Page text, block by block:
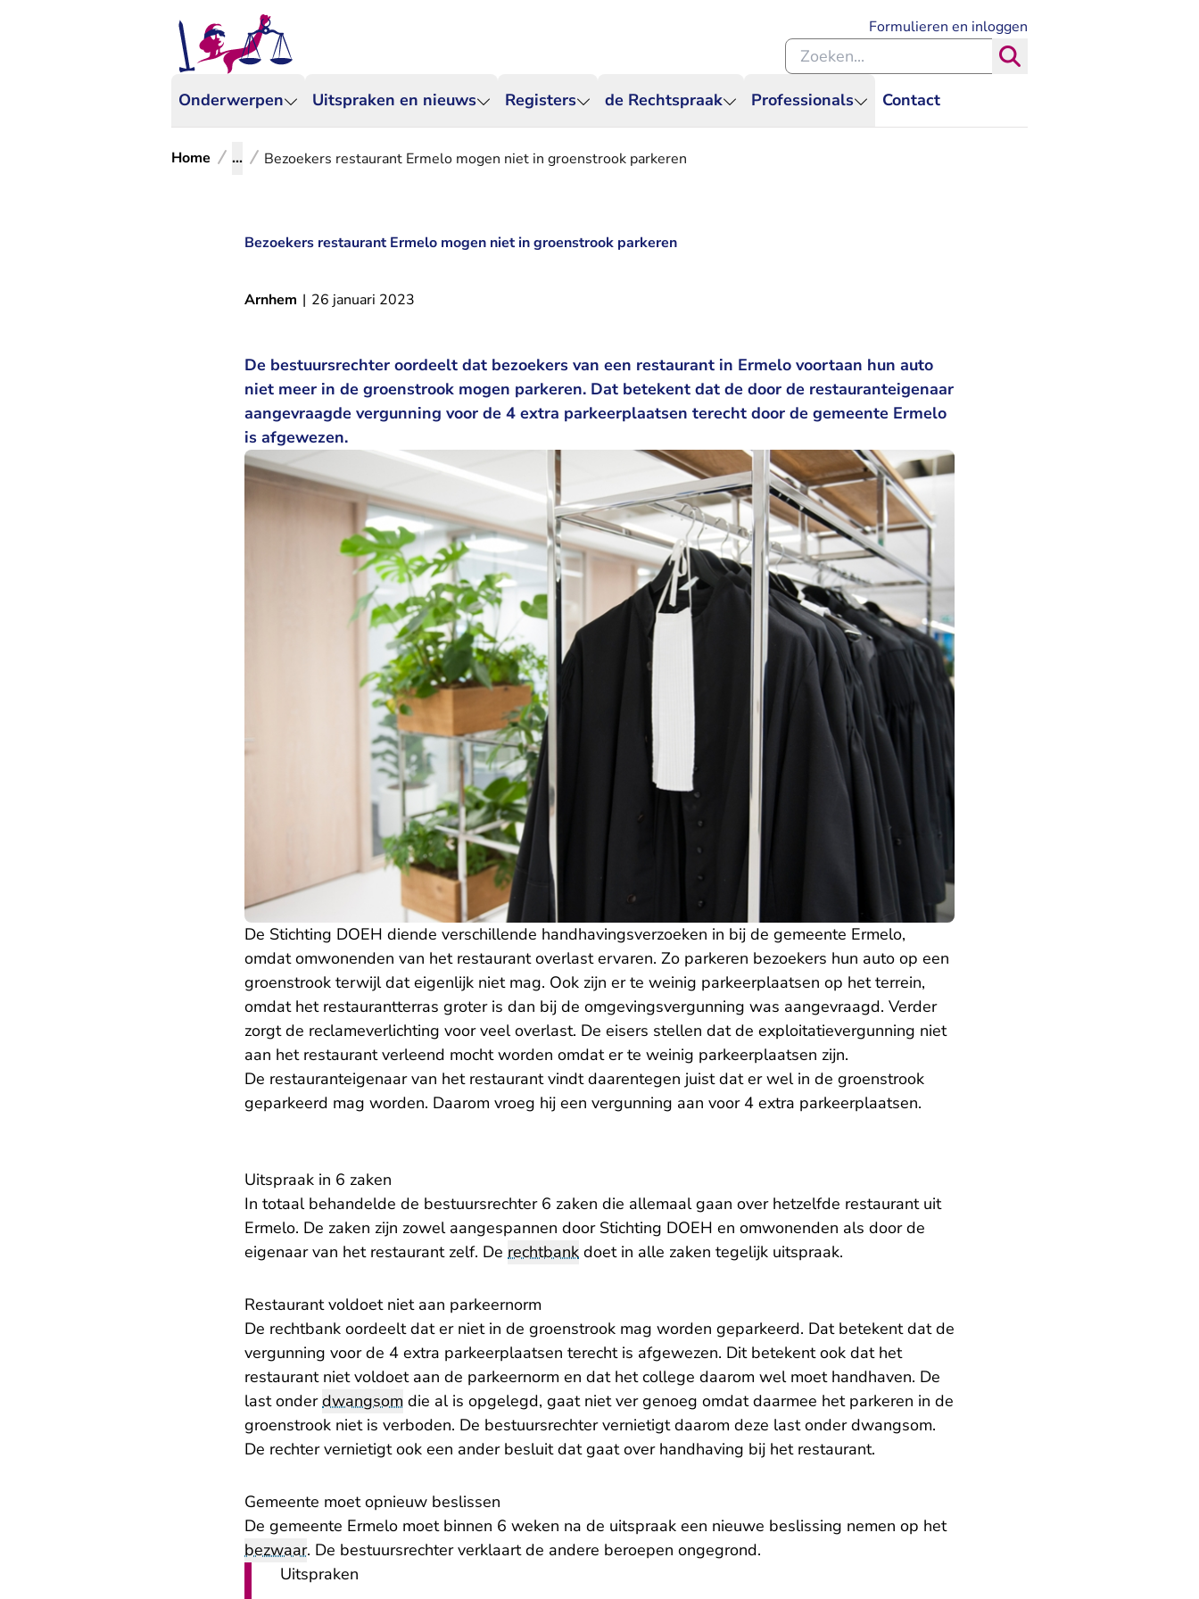
Onderwerpen Uitspraken en nieuws Registers de Rechtspraak Professionals Contact
Formulieren en inloggen
Zoeken binnen de Rechtspraak
Home ... Bezoekers restaurant Ermelo mogen niet in groenstrook parkeren
Bezoekers restaurant Ermelo mogen niet in groenstrook parkeren
Arnhem | 26 januari 2023
De bestuursrechter oordeelt dat bezoekers van een restaurant in Ermelo voortaan hun auto
niet meer in de groenstrook mogen parkeren. Dat betekent dat de door de restauranteigenaar
aangevraagde vergunning voor de 4 extra parkeerplaatsen terecht door de gemeente Ermelo
is afgewezen.
De Stichting DOEH diende verschillende handhavingsverzoeken in bij de gemeente Ermelo,
omdat omwonenden van het restaurant overlast ervaren. Zo parkeren bezoekers hun auto op een
groenstrook terwijl dat eigenlijk niet mag. Ook zijn er te weinig parkeerplaatsen op het terrein,
omdat het restaurantterras groter is dan bij de omgevingsvergunning was aangevraagd. Verder
zorgt de reclameverlichting voor veel overlast. De eisers stellen dat de exploitatievergunning niet
aan het restaurant verleend mocht worden omdat er te weinig parkeerplaatsen zijn.
De restauranteigenaar van het restaurant vindt daarentegen juist dat er wel in de groenstrook
geparkeerd mag worden. Daarom vroeg hij een vergunning aan voor 4 extra parkeerplaatsen.
Uitspraak in 6 zaken
In totaal behandelde de bestuursrechter 6 zaken die allemaal gaan over hetzelfde restaurant uit
Ermelo. De zaken zijn zowel aangespannen door Stichting DOEH en omwonenden als door de
eigenaar van het restaurant zelf. De rechtbank doet in alle zaken tegelijk uitspraak.
Restaurant voldoet niet aan parkeernorm
De rechtbank oordeelt dat er niet in de groenstrook mag worden geparkeerd. Dat betekent dat de
vergunning voor de 4 extra parkeerplaatsen terecht is afgewezen. Dit betekent ook dat het
restaurant niet voldoet aan de parkeernorm en dat het college daarom wel moet handhaven. De
last onderdwangsom die al is opgelegd, gaat niet ver genoeg omdat daarmee het parkeren in de
groenstrook niet is verboden. De bestuursrechter vernietigt daarom deze last onder dwangsom.
De rechter vernietigt ook een ander besluit dat gaat over handhaving bij het restaurant.
Gemeente moet opnieuw beslissen
De gemeente Ermelo moet binnen 6 weken na de uitspraak een nieuwe beslissing nemen op het
bezwaar. De bestuursrechter verklaart de andere beroepen ongegrond.
Uitspraken